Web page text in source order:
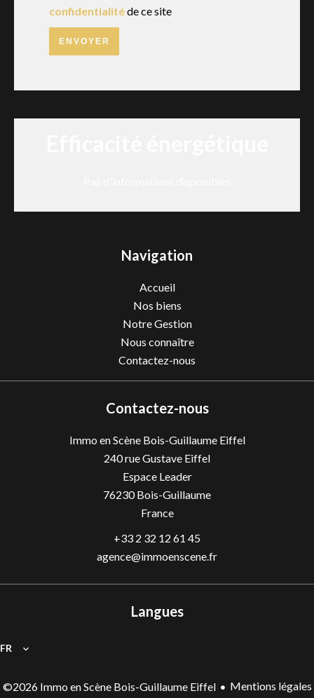
confidentialitéde ce site
ENVOYER
Navigation
Accueil
Nos biens
Notre Gestion
Nous connaître
Contactez-nous
Contactez-nous
Immo en Scène Bois-Guillaume Eiffel
240 rue Gustave Eiffel
Espace Leader
76230Bois-Guillaume
France
+33 2 32 12 61 45
agence@immoenscene.fr
Langues
FR
©2026 Immo en Scène Bois-Guillaume Eiffel Mentions légales